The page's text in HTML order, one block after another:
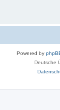
Powered by
Deutsche